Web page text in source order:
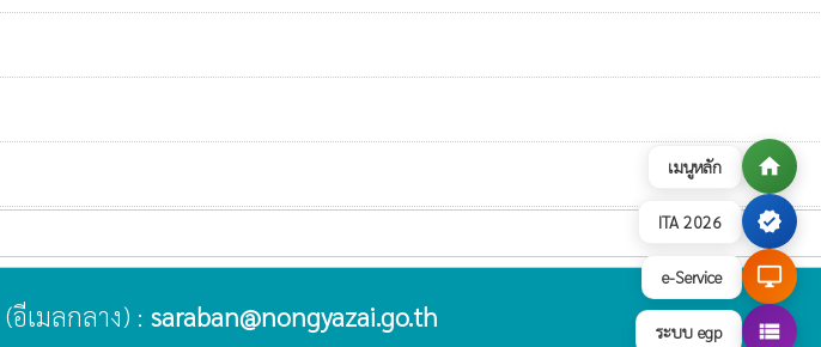
เมนูหลัก home
ITA 2026 verified
e-Service desktop_windows
ระบบ egp view_list
เมลกลาง) : saraban@nongyazai.go.th